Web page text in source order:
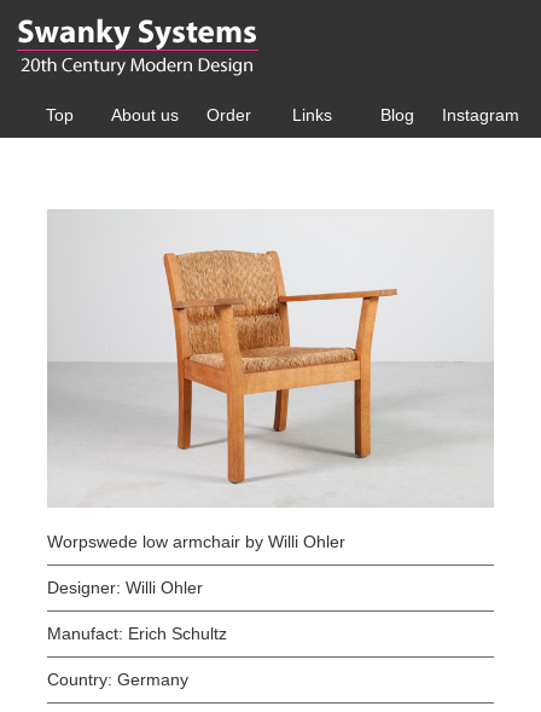
Top About us Order Links Blog Instagram
Worpswede low armchair by Willi Ohler
Designer: Willi Ohler
Manufact: Erich Schultz
Country: Germany